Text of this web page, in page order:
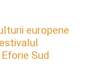
europene
Sud